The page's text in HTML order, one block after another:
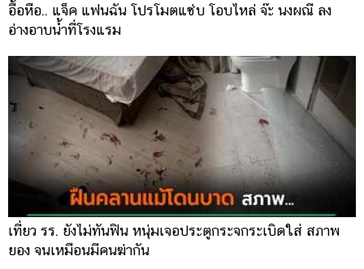
อื้อหือ.. แจ็ค แฟนฉัน โปรโมตแซ่บ โอบไหล่ จ๊ะ นงผณี ลง
อ่างอาบน้ำที่โรงแรม
เที่ยว รร. ยังไม่ทันฟิน หนุ่มเจอประตูกระจกระเบิดใส่ สภาพ
ยอง จนเหมือนมีคนฆ่ากัน